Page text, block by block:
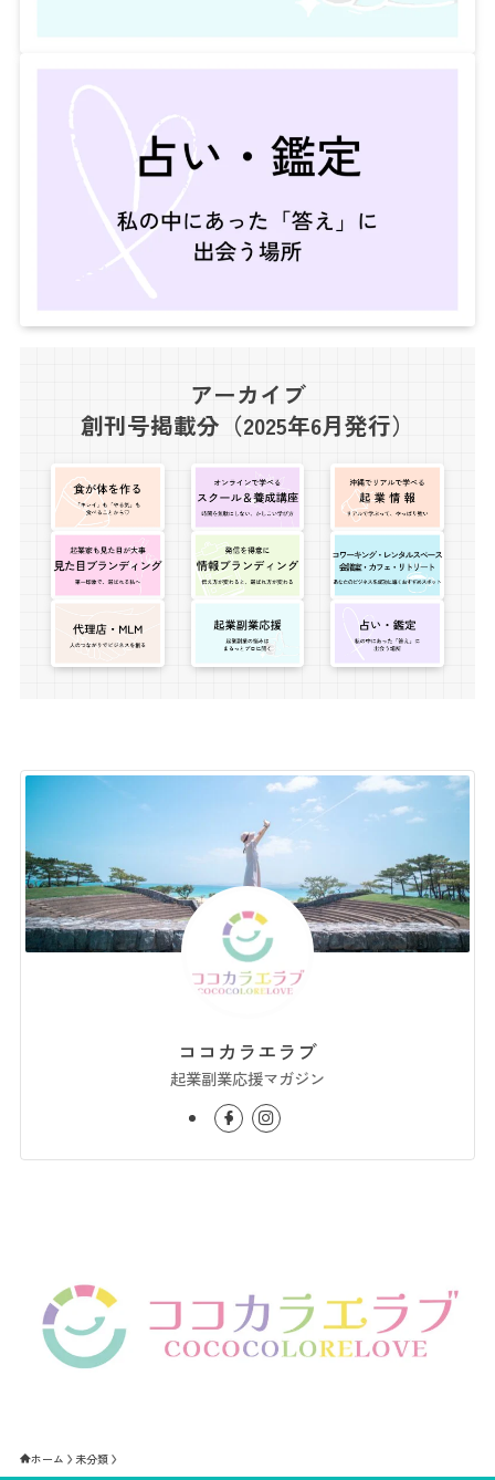
アーカイブ
創刊号掲載分（2025年6月発行）
ココカラエラブ
起業副業応援マガジン
ホーム 未分類